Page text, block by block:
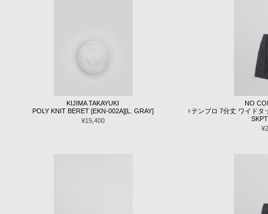
KIJIMA TAKAYUKI
POLY KNIT BERET [EKN-002A][L. GRAY]
¥15,400
NO
♀テンブロ 7分丈 ワイドタ